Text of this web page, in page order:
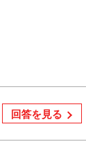
回答を見る